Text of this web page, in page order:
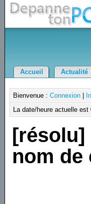
Accueil Actualité
Bienvenue :Connexion
La date/heure actuelle est
[résolu]
nom de